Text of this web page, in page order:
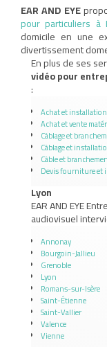
EAR AND EYE
pour particuliers à
domicile en une
divertissement
En plus de ses
vidéo pour
:
Achat et
Achat et vente
Câblage et
Câblage et
Câble et
Devis fourniture et
Lyon
EAR AND EYE
audiovisuel
Annonay
Bourgoin-Jallieu
Grenoble
Lyon
Romans-sur-Isère
Saint-Étienne
Saint-Vallier
Valence
Vienne